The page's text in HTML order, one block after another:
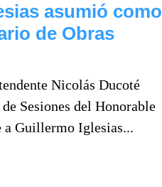
asumió como
de Obras
Nicolás Ducoté
Sesiones del Honorable
a Guillermo Iglesias...